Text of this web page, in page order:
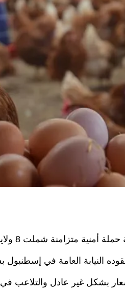
نفّذت السلطات التركية
النيابة العامة في إسطنبول
بشكل غير عادل والتلاعب